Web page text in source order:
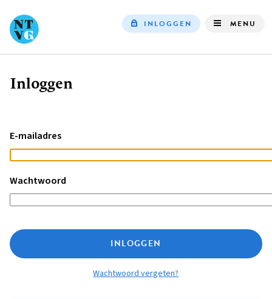
INLOGGEN MENU
Kruimelpad
Inloggen
E-mailadres
Wachtwoord
INLOGGEN
Wachtwoord vergeten?